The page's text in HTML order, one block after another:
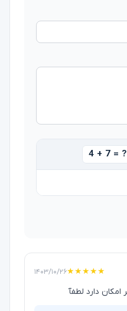
4 + 7 = ?
★★★★★۱۴۰۳/۱۰/۲۶